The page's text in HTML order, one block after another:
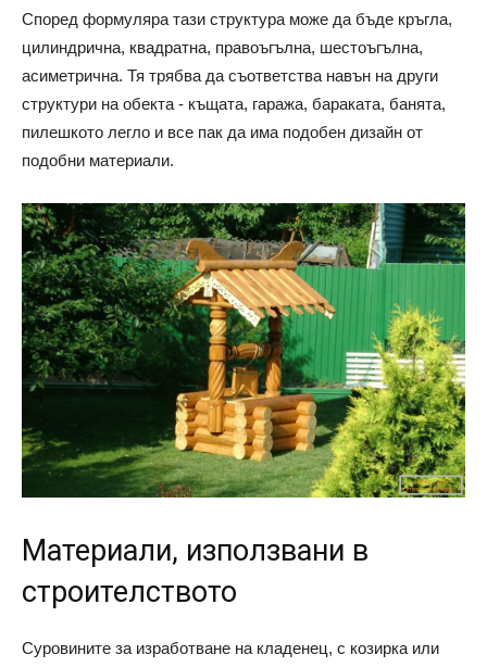
Според формуляра тази структура може да бъде кръгла,
цилиндрична, квадратна, правоъгълна, шестоъгълна,
асиметрична. Тя трябва да съответства навън на други
структури на обекта - къщата, гаража, бараката, банята,
пилешкото легло и все пак да има подобен дизайн от
подобни материали.
Материали, използвани в
строителството
Суровините за изработване на кладенец, с козирка или